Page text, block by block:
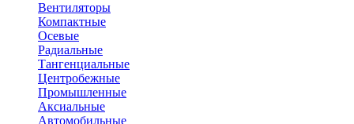
Вентиляторы
Компактные
Осевые
Радиальные
Тангенциальные
Центробежные
Промышленные
Аксиальные
Автомобильные